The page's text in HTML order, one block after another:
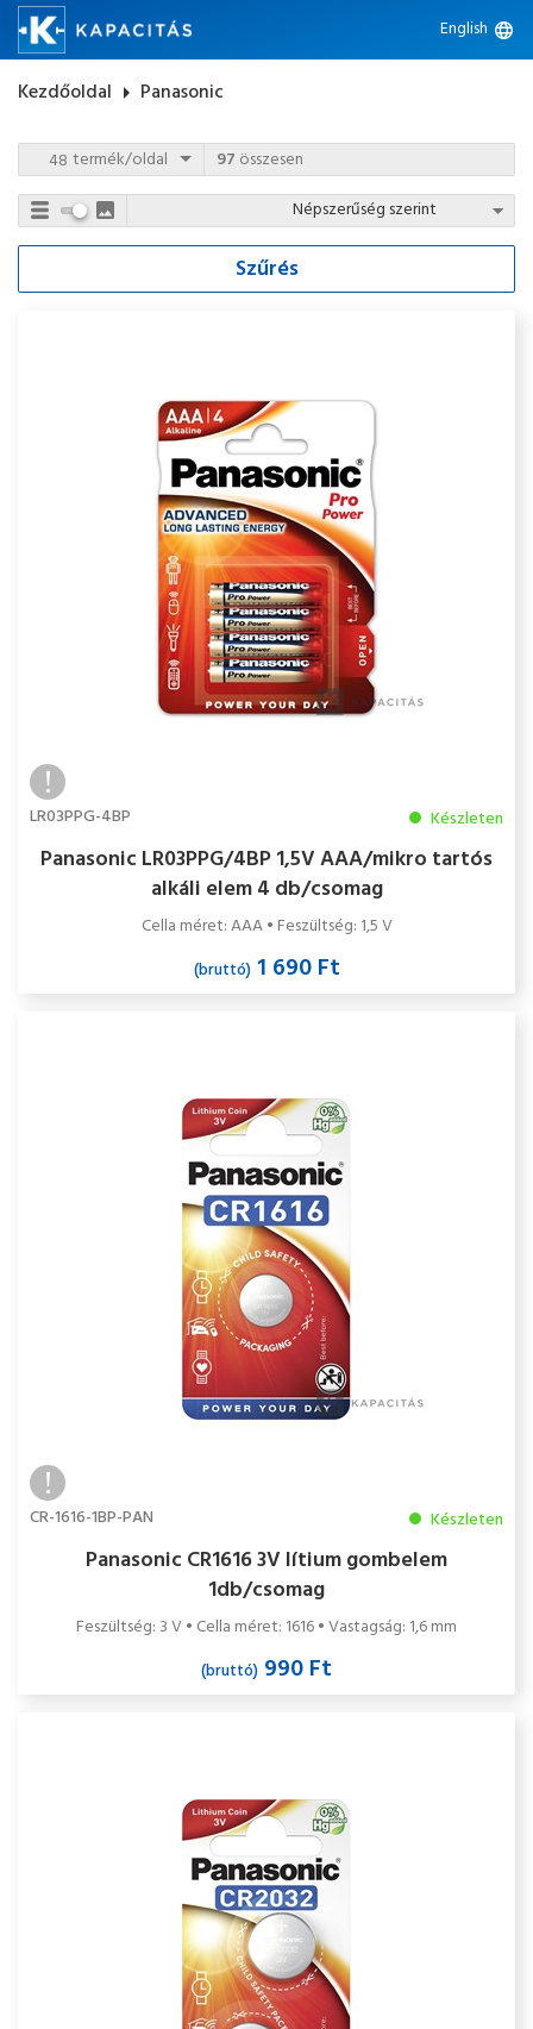
English language
Kezdőoldal arrow_right Panasonic
termék/oldal 97 összesen
Szűrés
LR03PPG-4BP Készleten
Panasonic LR03PPG/4BP 1,5V AAA/mikro tartós
alkáli elem 4 db/csomag
Cella méret: AAA • Feszültség: 1,5 V
(bruttó)1 690 Ft
CR-1616-1BP-PAN Készleten
Panasonic CR1616 3V lítium gombelem
1db/csomag
Feszültség: 3 V • Cella méret: 1616 • Vastagság: 1,6 mm
(bruttó) 990 Ft